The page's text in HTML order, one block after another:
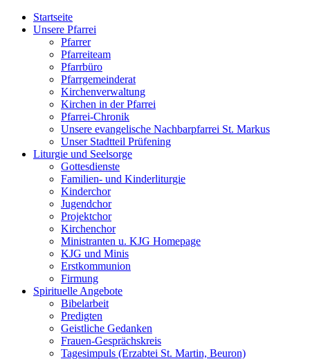
Startseite
Unsere Pfarrei
Pfarrer
Pfarreiteam
Pfarrbüro
Pfarrgemeinderat
Kirchenverwaltung
Kirchen in der Pfarrei
Pfarrei-Chronik
Unsere evangelische Nachbarpfarrei St. Markus
Unser Stadtteil Prüfening
Liturgie und Seelsorge
Gottesdienste
Familien- und Kinderliturgie
Kinderchor
Jugendchor
Projektchor
Kirchenchor
Ministranten u. KJG Homepage
KJG und Minis
Erstkommunion
Firmung
Spirituelle Angebote
Bibelarbeit
Predigten
Geistliche Gedanken
Frauen-Gesprächskreis
Tagesimpuls (Erzabtei St. Martin, Beuron)